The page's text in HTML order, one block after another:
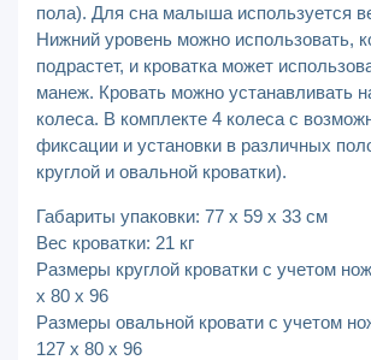
пола). Для сна малыша используется
Нижний уровень можно использовать,
подрастет, и кроватка может
манеж. Кровать можно устанавливать
колеса. В комплекте 4 колеса с
фиксации и установки в различных
круглой и овальной кроватки).
Габариты упаковки: 77 х 59 х 33 см
Вес кроватки: 21 кг
Размеры круглой кроватки с учетом
х 80 х 96
Размеры овальной кровати с учетом
127 х 80 х 96